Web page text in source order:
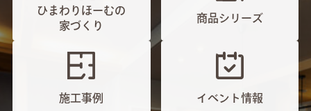
ひまわりほーむの
家づくり
商品シリーズ
施工事例 イベント情報